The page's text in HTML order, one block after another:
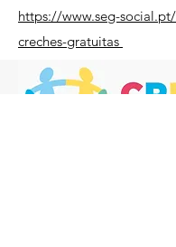
https://www.seg-
creches-gratuitas